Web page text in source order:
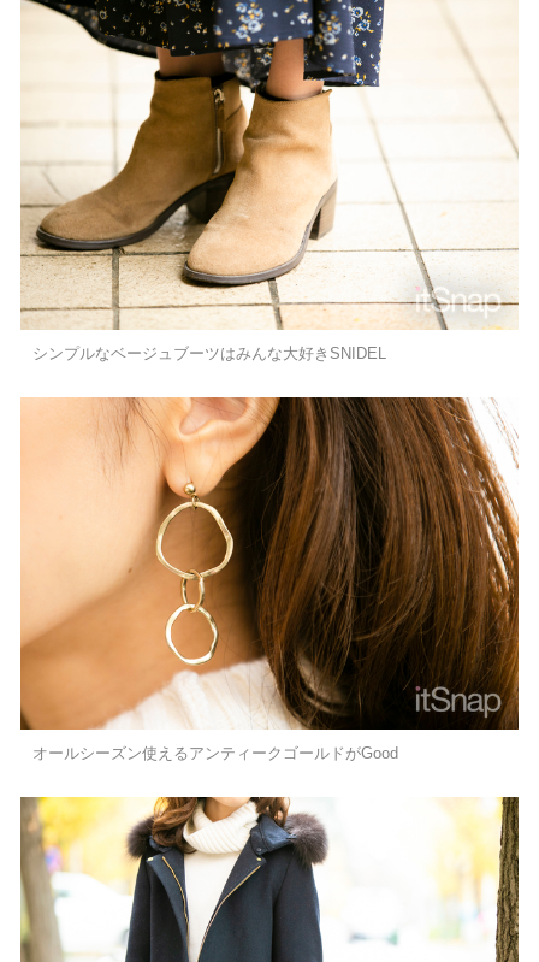
シンプルなベージュブーツはみんな大好きSNIDEL
オールシーズン使えるアンティークゴールドがGood